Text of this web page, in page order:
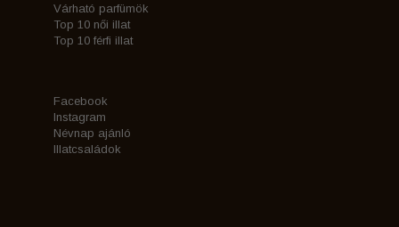
Várható parfümök
Top 10 női illat
Top 10 férfi illat
Facebook
Instagram
Névnap ajánló
Illatcsaládok